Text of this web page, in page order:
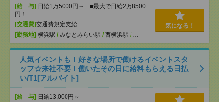
[給 与] 日給1万5000円～ ■最大で日給2万8500
円！
[交通費]交通費規定支給
[勤務地] 横浜駅 / みなとみらい駅 / 西横浜駅 /
気になる！
人気イベントも！好きな場所で働けるイベントスタ
ッフ☆来社不要！働いたその日に給料もらえる日払
い/T1[アルバイト]
[給 与] 日給13,000円～